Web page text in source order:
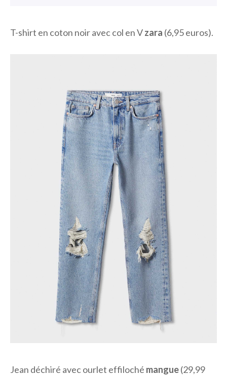
T-shirt en coton noir avec col en Vzara (6,95 euros).
Jean déchiré avec ourlet effiloché mangue(29,99